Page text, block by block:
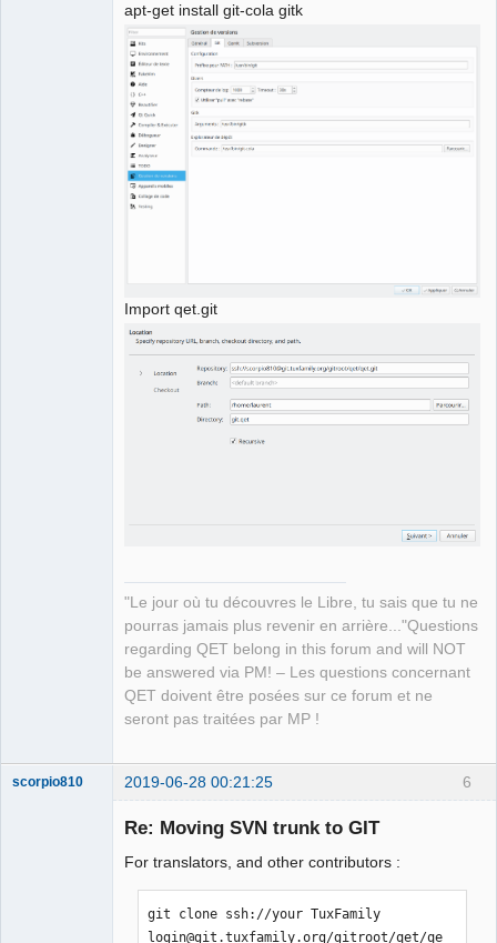
apt-get install git-cola gitk
Import qet.git
"Le jour où tu découvres le Libre, tu sais que tu ne
pourras jamais plus revenir en arrière..."Questions
regarding QET belong in this forum and will NOT
be answered via PM! – Les questions concernant
QET doivent être posées sur ce forum et ne
seront pas traitées par MP !
6
scorpio810 2019-06-28 00:21:25
Re: Moving SVN trunk to GIT
For translators, and other contributors :
git clone ssh://your TuxFamily
login@git.tuxfamily.org/gitroot/qet/qe